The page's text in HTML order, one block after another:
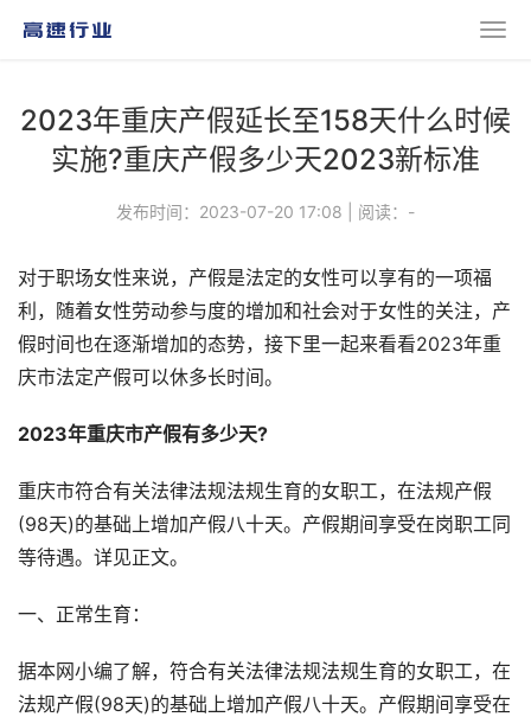
2023年重庆产假延长至158天什么时候
实施?重庆产假多少天2023新标准
发布时间：2023-07-20 17:08 阅读： -
对于职场女性来说，产假是法定的女性可以享有的一项福
利，随着女性劳动参与度的增加和社会对于女性的关注，产
假时间也在逐渐增加的态势，接下里一起来看看2023年重
庆市法定产假可以休多长时间。
2023年重庆市产假有多少天?
重庆市符合有关法律法规法规生育的女职工，在法规产假
(98天)的基础上增加产假八十天。产假期间享受在岗职工同
等待遇。详见正文。
一、正常生育：
据本网小编了解，符合有关法律法规法规生育的女职工，在
法规产假(98天)的基础上增加产假八十天。产假期间享受在